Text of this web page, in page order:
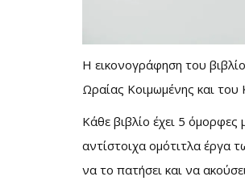
Η εικονογράφηση του
Ωραίας Κοιμωμένης και
Κάθε βιβλίο έχει 5 όμορφες
αντίστοιχα ομότιτλα έργα
να το πατήσει και να